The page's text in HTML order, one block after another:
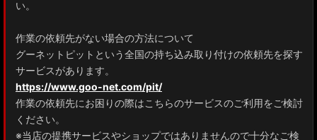
い。
作業の依頼先がない場合の方法について
グーネットピットという全国の持ち込み取り付けの依頼先を探す
サービスがあります。
https://www.goo-net.com/pit/
作業の依頼先にお困りの際はこちらのサービスのご利用をご検討
ください。
※当店の提携サービスやショップではありませんので十分なご検